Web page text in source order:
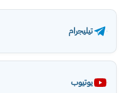
تيليجرام
يوتيوب